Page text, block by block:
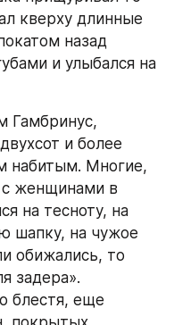
кверху длинные
назад
и улыбался на
Гамбринус,
и более
набитым. Многие,
с женщинами в
на тесноту, на
шапку, на чужое
обижались, то
задера».
блестя, еще